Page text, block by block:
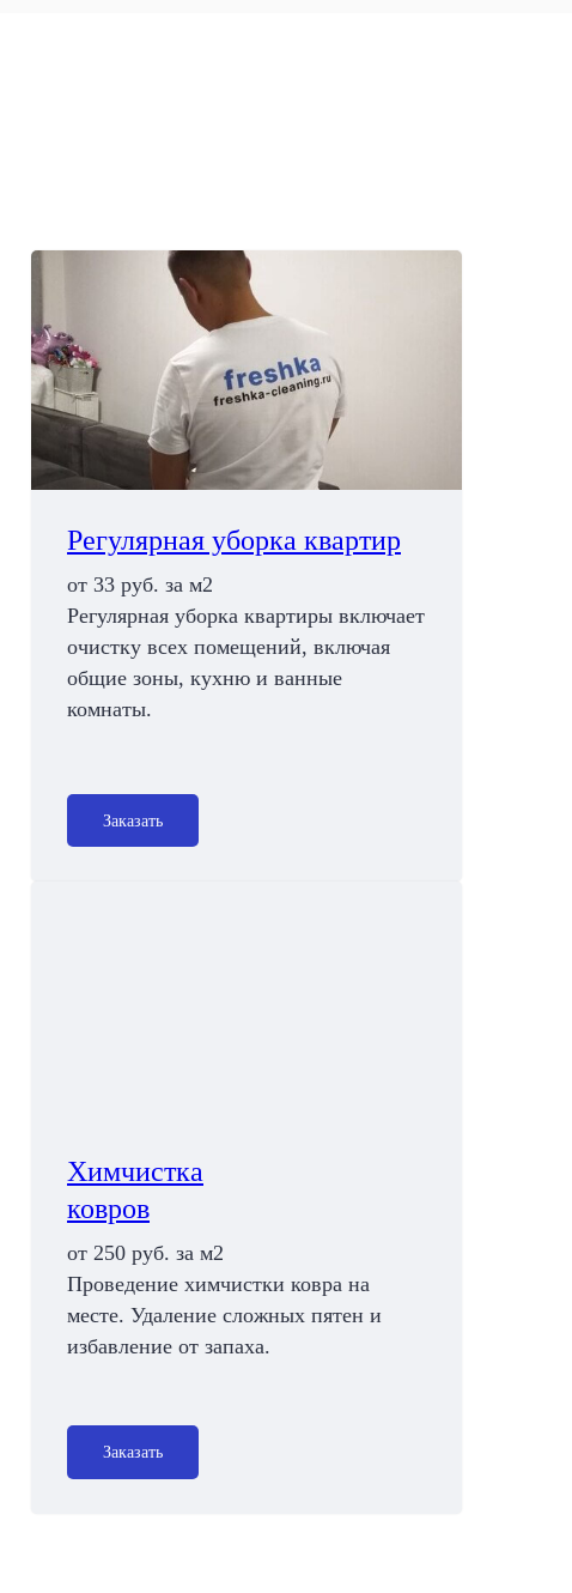
Регулярная уборка квартир
от 33 руб. за м2
Регулярная уборка квартиры включает
очистку всех помещений, включая
общие зоны, кухню и ванные
комнаты.
Заказать
Химчистка
ковров
от 250 руб. за м2
Проведение химчистки ковра на
месте. Удаление сложных пятен и
избавление от запаха.
Заказать